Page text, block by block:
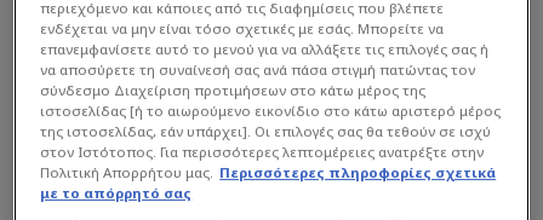
Ο 18χρονος Ισπανός επιθετικός της
Μπαρτσελόνα είναι μπροστά από τον Νορβηγό
επιθετικό τηςΜάντσεστερ Σίτι
περιεχόμενο και κάποιες από τις διαφημίσεις που βλέπετε
ενδέχεται να μην είναι τόσο σχετικές με εσάς. Μπορείτε να
επανεμφανίσετε αυτό το μενού για να αλλάξετε τις επιλογές σας ή
να αποσύρετε τη συναίνεσή σας ανά πάσα στιγμή πατώντας τον
σύνδεσμο Διαχείριση προτιμήσεων στο κάτω μέρος της
ιστοσελίδας [ή το αιωρούμενο εικονίδιο στο κάτω αριστερό μέρος
της ιστοσελίδας, εάν υπάρχει]. Οι επιλογές σας θα τεθούν σε ισχύ
στον Ιστότοπος. Για περισσότερες λεπτομέρειες ανατρέξτε στην
Πολιτική Απορρήτου μας. Περισσότερες πληροφορίες σχετικά
με το απόρρητό σας